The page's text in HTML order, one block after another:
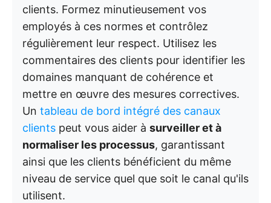
clients. Formez minutieusement vos
employés à ces normes et contrôlez
régulièrement leur respect. Utilisez les
commentaires des clients pour identifier les
domaines manquant de cohérence et
mettre en œuvre des mesures correctives.
Un tableau de bord intégré des canaux
clients peut vous aider à surveiller et à
normaliser les processus, garantissant
ainsi que les clients bénéficient du même
niveau de service quel que soit le canal qu'ils
utilisent.